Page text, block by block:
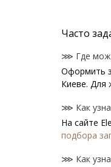
Часто
⋙ Где
Оформить
Киеве. Для
⋙ Как
На сайте
подбора
⋙ Как